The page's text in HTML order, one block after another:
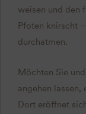
weisen und den
Pfoten knirscht
durchatmen.
Möchten Sie
angehen lassen,
Dort eröffnet